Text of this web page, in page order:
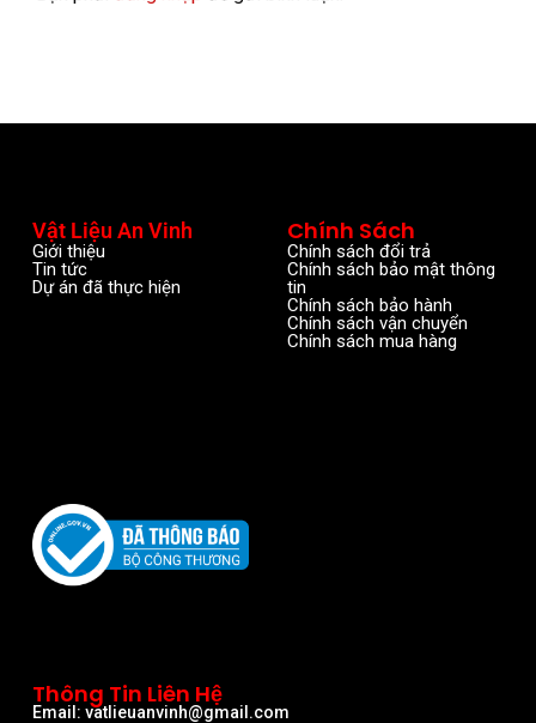
Vật Liệu An Vinh
Giới thiệu
Tin tức
Dự án đã thực hiện
Chính Sách
Chính sách đổi trả
Chính sách bảo mật thông
tin
Chính sách bảo hành
Chính sách vận chuyển
Chính sách mua hàng
Thông Tin Liên Hệ
Email: vatlieuanvinh@gmail.com